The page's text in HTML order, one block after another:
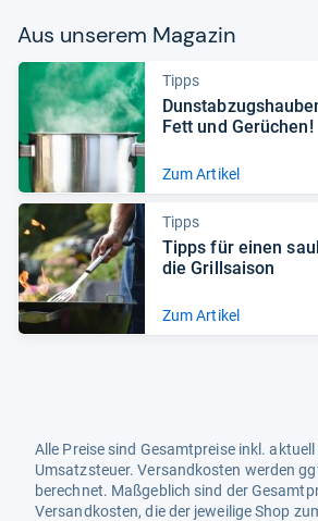
Aus unse­rem Maga­zin
Tipps
Fett und Gerü­chen!
Zum Artikel
Tipps
Tipps für einen
die Grill­sai­son
Zum Artikel
Alle Preise sind Gesamtpreise inkl.
Umsatzsteuer. Versandkosten werden
berechnet. Maßgeblich sind der
Versandkosten, die der jeweilige Shop